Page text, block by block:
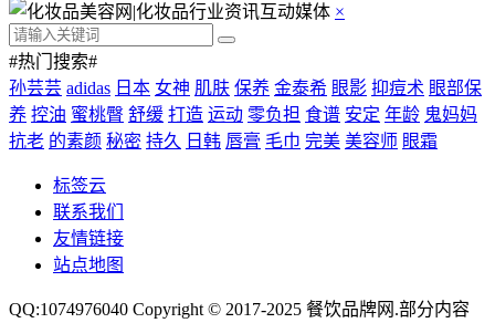
×
#热门搜索#
孙芸芸 adidas 日本 女神 肌肤 保养 金泰希 眼影 抑痘术 眼部保
养 控油 蜜桃臀 舒缓 打造 运动 零负担 食谱 安定 年龄 鬼妈妈
抗老 的素颜 秘密 持久 日韩 唇膏 毛巾 完美 美容师 眼霜
标签云
联系我们
友情链接
站点地图
QQ:1074976040 Copyright © 2017-2025 餐饮品牌网 .部分内容